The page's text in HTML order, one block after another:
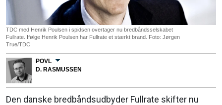
TDC med Henrik Poulsen i spidsen overtager nu bredbåndsselskabet
Fullrate. Ifølge Henrik Poulsen har Fullrate et stærkt brand. Foto: Jørgen
True/TDC
POVL
D. RASMUSSEN
Den danske bredbåndsudbyder Fullrate skifter nu